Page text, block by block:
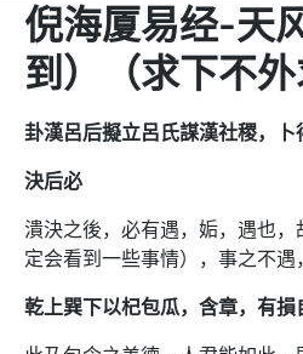
倪海厦易经-天
到）（求下不外
卦漢呂后擬立呂氏謀漢社稷，卜
決后必
潰決之後，必有遇，姤，遇也
定会看到一些事情），事之不遇
乾上巽下以杞包瓜，含章，有損